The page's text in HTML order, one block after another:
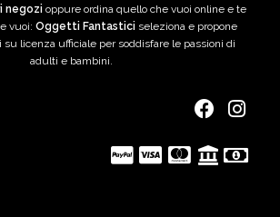
negozioppure ordina quello che vuoi online e te
vuoi: Oggetti Fantasticiseleziona e propone
su licenza ufficiale per soddisfare le passioni di
adulti e bambini.